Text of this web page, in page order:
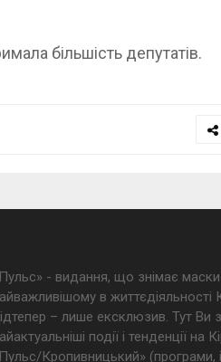
більшість депутатів.
- видання, що знімає
в життєдіяльності
– лише ексклюзив. Тут Ви
події і тенденції
Кропивницький» (програми,